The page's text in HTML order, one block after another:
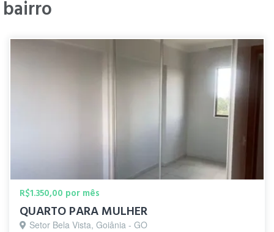
nobre onde vc encontra tudo "
F.
" Setor Bela vista é um dos melhores
bairros de Goiânia. "
bairro
R$1.350,00 por mês
QUARTO PARA MULHER
Setor Bela Vista, Goiânia - GO